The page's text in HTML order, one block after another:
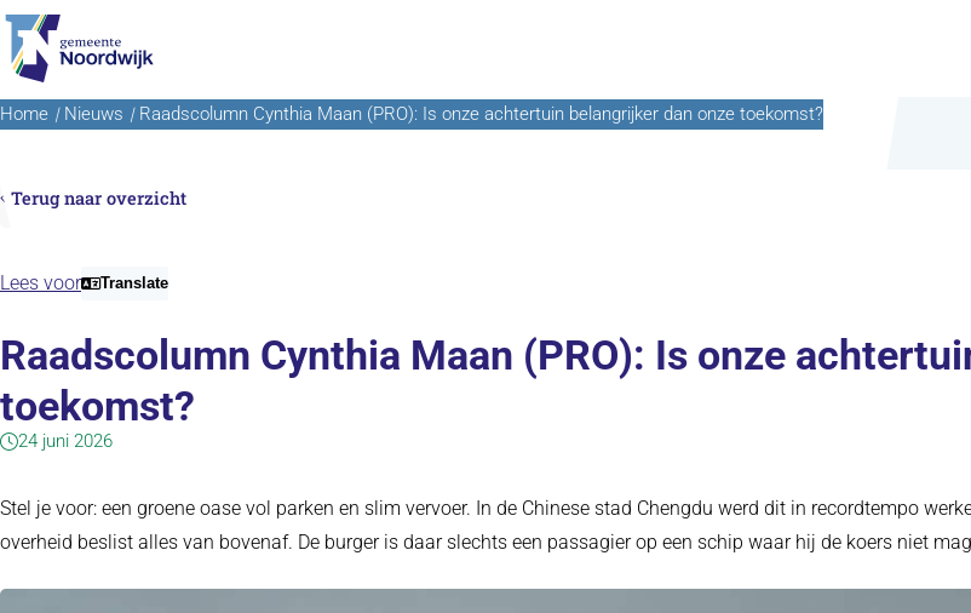
Ga naar de inhoud
Home Nieuws Raadscolumn Cynthia Maan (PRO): Is onze achtertuin belangrijker dan onze toekomst?
Terug naar overzicht
Lees voor Translate
Raadscolumn Cynthia Maan (PRO): Is onze
toekomst?
24 juni 2026
Stel je voor: een groene oase vol parken en slim vervoer. In de Chinese stad Chengdu werd dit in recordtempo
overheid beslist alles van bovenaf. De burger is daar slechts een passagier op een schip waar hij de koers niet